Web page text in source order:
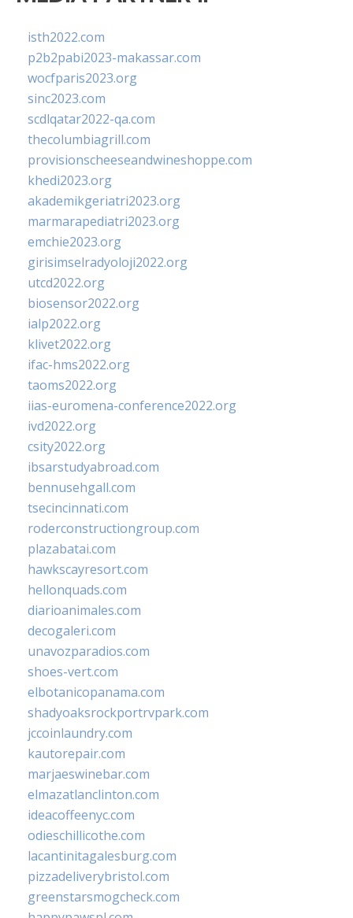
isth2022.com
p2b2pabi2023-makassar.com
wocfparis2023.org
sinc2023.com
scdlqatar2022-qa.com
thecolumbiagrill.com
provisionscheeseandwineshoppe.com
khedi2023.org
akademikgeriatri2023.org
marmarapediatri2023.org
emchie2023.org
girisimselradyoloji2022.org
utcd2022.org
biosensor2022.org
ialp2022.org
klivet2022.org
ifac-hms2022.org
taoms2022.org
iias-euromena-conference2022.org
ivd2022.org
csity2022.org
ibsarstudyabroad.com
bennusehgall.com
tsecincinnati.com
roderconstructiongroup.com
plazabatai.com
hawkscayresort.com
hellonquads.com
diarioanimales.com
decogaleri.com
unavozparadios.com
shoes-vert.com
elbotanicopanama.com
shadyoaksrockportrvpark.com
jccoinlaundry.com
kautorepair.com
marjaeswinebar.com
elmazatlanclinton.com
ideacoffeenyc.com
odieschillicothe.com
lacantinitagalesburg.com
pizzadeliverybristol.com
greenstarsmogcheck.com